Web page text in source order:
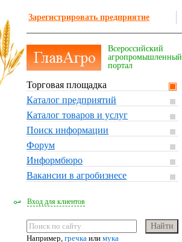
Зарегистрировать предприятие
Всероссийский
агропромышленный
портал
Торговая площадка
Каталог предприятий
Каталог товаров и услуг
Поиск информации
Форум
Информбюро
Вакансии в агробизнесе
Вход для клиентов
Например, гречка или мука